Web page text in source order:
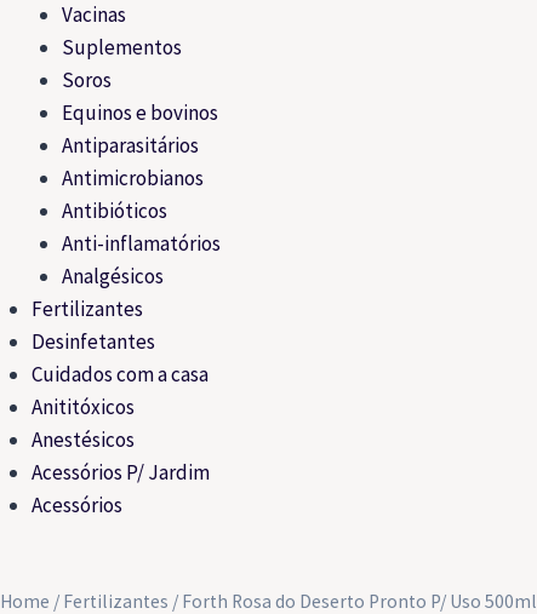
Vacinas
Suplementos
Soros
Equinos e bovinos
Antiparasitários
Antimicrobianos
Antibióticos
Anti-inflamatórios
Analgésicos
Fertilizantes
Desinfetantes
Cuidados com a casa
Anititóxicos
Anestésicos
Acessórios P/ Jardim
Acessórios
Home / Fertilizantes / Forth Rosa do Deserto Pronto P/ Uso 500ml